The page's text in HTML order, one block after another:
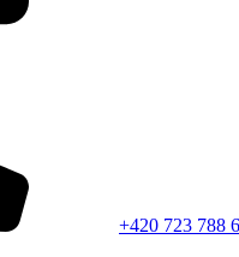
+420 723 788